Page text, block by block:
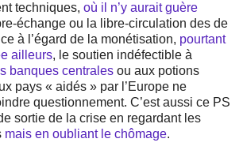
techniques, où il n’y aurait guère
échange ou la libre-circulation des de
à l’égard de la monétisation, pourtant
ailleurs, le soutien indéfectible à
banques centrales ou aux potions
pays « aidés » par l’Europe ne
questionnement. C’est aussi ce PS
sortie de la crise en regardant les
mais en oubliant le chômage.